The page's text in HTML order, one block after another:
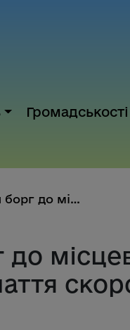
Громадськості
Податковий борг до місцевих бю...
до